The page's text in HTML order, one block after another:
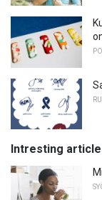
Intresting